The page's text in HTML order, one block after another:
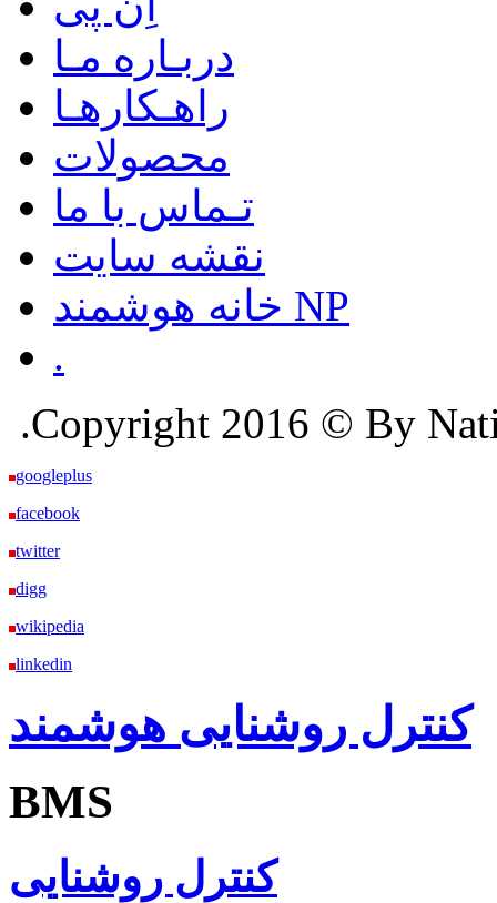
دربـاره مـا
راهـکارهـا
محصولات
تـماس با ما
نقشه سایت
خانه هوشمند NP
.
.Copyright 2016 © By
googleplus
facebook
twitter
digg
wikipedia
linkedin
کنترل روشنایی هوشمند
BMS
کنترل روشنایی